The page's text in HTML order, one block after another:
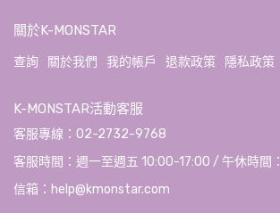
關於K-MONSTAR
查詢 關於我們 我的帳戶 退款政策 隱私政策
K-MONSTAR活動客服
客服專線：02-2732-9768
客服時間：週一至週五 10:00-17:00 / 午休時間
信箱：help@kmonstar.com